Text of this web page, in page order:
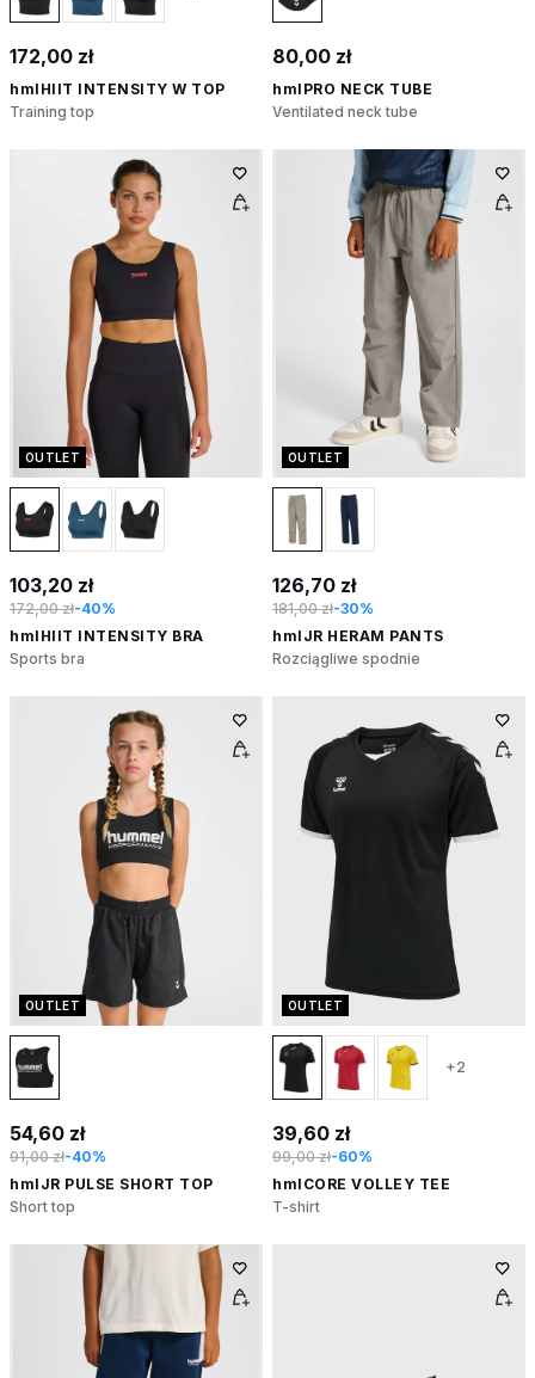
172,00 zł
hmlHIIT INTENSITY W TOP
Training top
80,00 zł
hmlPRO NECK TUBE
Ventilated neck tube
OUTLET
103,20 zł
172,00 zł-40%
hmlHIIT INTENSITY BRA
Sports bra
OUTLET
126,70 zł
181,00 zł-30%
hmlJR HERAM PANTS
Rozciągliwe spodnie
OUTLET
54,60 zł
91,00 zł-40%
hmlJR PULSE SHORT TOP
Short top
OUTLET
+2
39,60 zł
99,00 zł-60%
hmlCORE VOLLEY TEE
T-shirt